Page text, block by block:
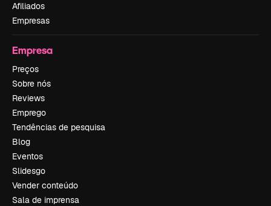
Afiliados
Empresas
Empresa
Preços
Sobre nós
Reviews
Emprego
Tendências de pesquisa
Blog
Eventos
Slidesgo
Vender conteúdo
Sala de imprensa